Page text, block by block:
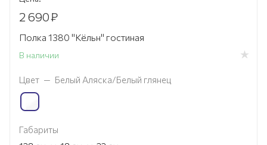
2 690₽
Полка 1380 "Кёльн" гостиная
В наличии
Цвет — Белый Аляска/Белый глянец
Габариты